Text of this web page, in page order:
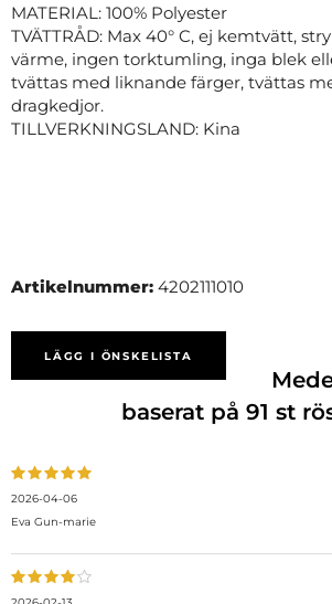
MATERIAL: 100% Polyester
TVÄTTRÅD: Max 40° C, ej kemtvätt,
värme, ingen torktumling, inga blek
tvättas med liknande färger, tvättas
dragkedjor.
TILLVERKNINGSLAND: Kina
Artikelnummer: 4202111010
LÄGG I ÖNSKELISTA
baserat på 91 st
2026-04-06
Eva Gun-marie